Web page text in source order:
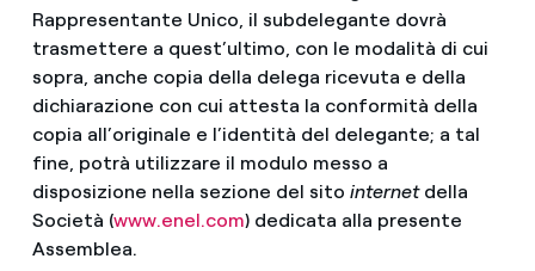
Rappresentante Unico, il subdelegante dovrà
trasmettere a quest’ultimo, con le modalità di cui
sopra, anche copia della delega ricevuta e della
dichiarazione con cui attesta la conformità della
copia all’originale e l’identità del delegante; a tal
fine, potrà utilizzare il modulo messo a
disposizione nella sezione del sito internet della
Società (www.enel.com) dedicata alla presente
Assemblea.